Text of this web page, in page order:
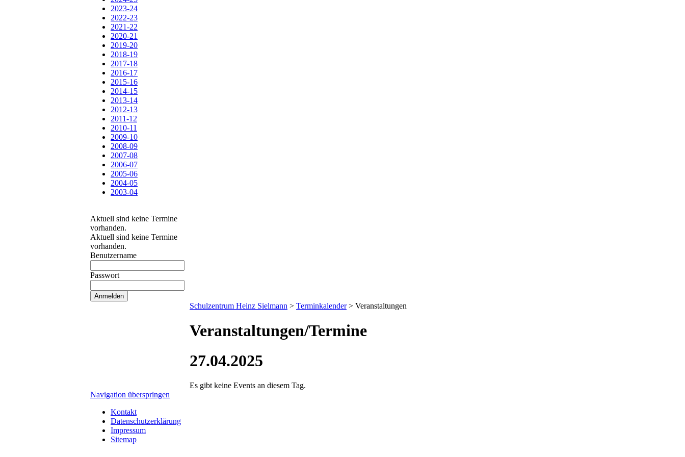
2023-24
2022-23
2021-22
2020-21
2019-20
2018-19
2017-18
2016-17
2015-16
2014-15
2013-14
2012-13
2011-12
2010-11
2009-10
2008-09
2007-08
2006-07
2005-06
2004-05
2003-04
Aktuell sind keine Termine
vorhanden.
Aktuell sind keine Termine
vorhanden.
Benutzername
Passwort
Schulzentrum Heinz Sielmann > Terminkalender> Veranstaltungen
Veranstaltungen/Termine
27.04.2025
Es gibt keine Events an diesem Tag.
Navigation überspringen
Kontakt
Datenschutzerklärung
Impressum
Sitemap